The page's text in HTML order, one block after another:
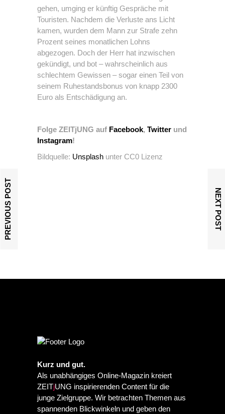
gehen, umging er künftig Gespräche mit
Touristen. Nachdem die Verluste ans Licht
kamen, wurden dem Mann zur Strafe zehn
Prozent seines monatlichen Lohns
abgezogen. Doch der Herr hat inzwischen
gekündigt, und bot – wahrscheinlich aus
schlechtem Gewissen – sogar einen Teil von
seinem Ruhestandsbonus von knapp 2300
Euro als Entschädigung an.
Folge ZEITjUNG auf Facebook, Twitter und
Instagram!
Bildquelle: Unsplash unter CC0 Lizenz
PREVIOUS POST NEXT POST
Kurz und gut.
Als unabhängiges Online-Magazin kreiert
ZEITjUNG inspirierenden Content für die
junge Zielgruppe. Wir betrachten Themen aus
spannenden Blickwinkeln und geben den